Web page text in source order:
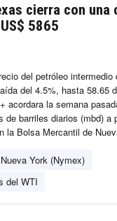
cierra con una
5865
del petróleo
del 4.5%, hasta 58.65
acordara la semana
de barriles diarios (mbd) a
la Bolsa Mercantil de
York (Nymex)
del WTI